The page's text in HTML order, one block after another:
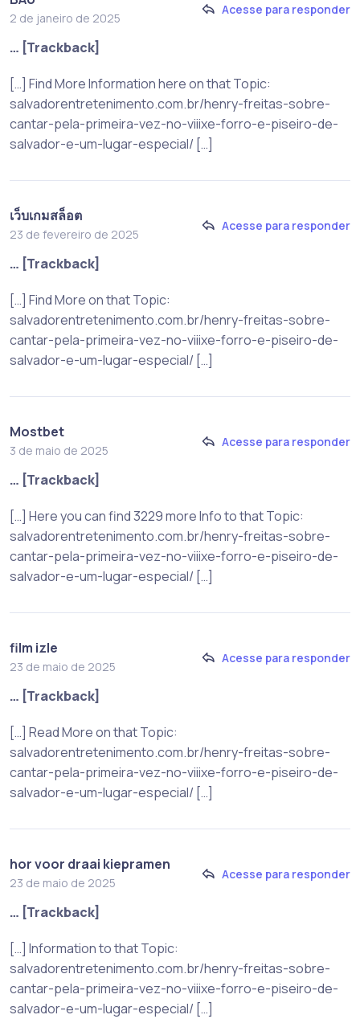
2 de janeiro de 2025
Acesse para responder
… [Trackback]
[…] Find More Information here on that Topic:
salvadorentretenimento.com.br/henry-freitas-sobre-
cantar-pela-primeira-vez-no-viiixe-forro-e-piseiro-de-
salvador-e-um-lugar-especial/ […]
เว็บเกมสล็อต
23 de fevereiro de 2025
Acesse para responder
… [Trackback]
[…] Find More on that Topic:
salvadorentretenimento.com.br/henry-freitas-sobre-
cantar-pela-primeira-vez-no-viiixe-forro-e-piseiro-de-
salvador-e-um-lugar-especial/ […]
Mostbet
3 de maio de 2025
Acesse para responder
… [Trackback]
[…] Here you can find 3229 more Info to that Topic:
salvadorentretenimento.com.br/henry-freitas-sobre-
cantar-pela-primeira-vez-no-viiixe-forro-e-piseiro-de-
salvador-e-um-lugar-especial/ […]
film izle
23 de maio de 2025
Acesse para responder
… [Trackback]
[…] Read More on that Topic:
salvadorentretenimento.com.br/henry-freitas-sobre-
cantar-pela-primeira-vez-no-viiixe-forro-e-piseiro-de-
salvador-e-um-lugar-especial/ […]
hor voor draai kiepramen
23 de maio de 2025
Acesse para responder
… [Trackback]
[…] Information to that Topic:
salvadorentretenimento.com.br/henry-freitas-sobre-
cantar-pela-primeira-vez-no-viiixe-forro-e-piseiro-de-
salvador-e-um-lugar-especial/ […]